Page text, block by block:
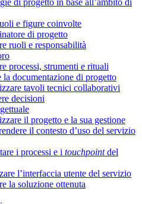
di progetto in base all’ambito di
e figure coinvolte
di progetto
ruoli e responsabilità
processi, strumenti e rituali
la documentazione di progetto
tavoli tecnici collaborativi
decisioni
il progetto e la sua gestione
il contesto d’uso del servizio
i processi e i touchpointdel
l’interfaccia utente del servizio
la soluzione ottenuta